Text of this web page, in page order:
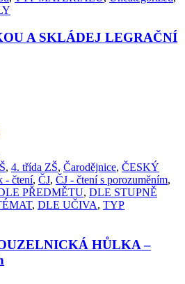
A SKLÁDEJ LEGRAČNÍ
, 4. třída ZŠ, Čarodějnice, ČESKÝ
- čtení, ČJ, ČJ - čtení s porozuměním,
PŘEDMĚTU, DLE STUPNĚ
, DLE UČIVA, TYP
HŮLKA –